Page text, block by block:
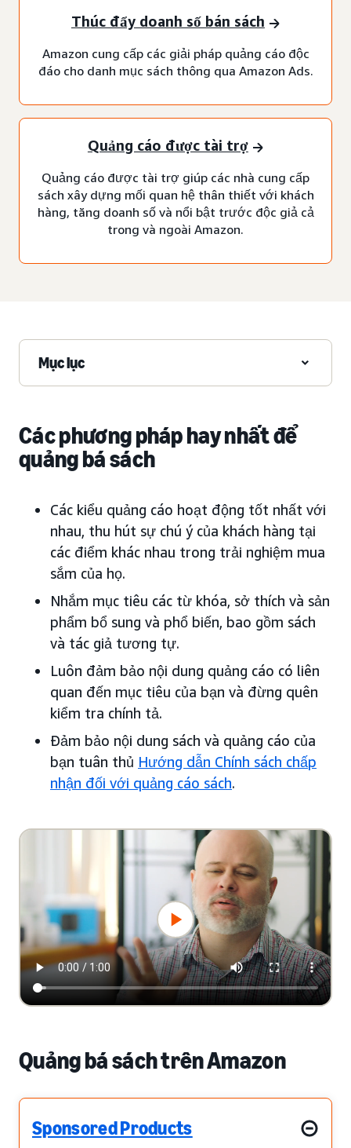
Thúc đẩy doanh số bán sách
Amazon cung cấp các giải pháp quảng cáo độc
đáo cho danh mục sách thông qua Amazon Ads.
Quảng cáo được tài trợ
Quảng cáo được tài trợ giúp các nhà cung cấp
sách xây dựng mối quan hệ thân thiết với khách
hàng, tăng doanh số và nổi bật trước độc giả cả
trong và ngoài Amazon.
Mục lục
Các phương pháp hay nhất để
quảng bá sách
Các kiểu quảng cáo hoạt động tốt nhất với
nhau, thu hút sự chú ý của khách hàng tại
các điểm khác nhau trong trải nghiệm mua
sắm của họ.
Nhắm mục tiêu các từ khóa, sở thích và sản
phẩm bổ sung và phổ biến, bao gồm sách
và tác giả tương tự.
Luôn đảm bảo nội dung quảng cáo có liên
quan đến mục tiêu của bạn và đừng quên
kiểm tra chính tả.
Đảm bảo nội dung sách và quảng cáo của
bạn tuân thủ Hướng dẫn Chính sách chấp
nhận đối với quảng cáo sách.
Quảng bá sách trên Amazon
Sponsored Products